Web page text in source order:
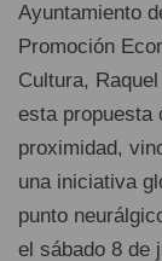
Ayuntamiento
Promoción
Cultura,
esta propuesta
proximidad,
una iniciativa
punto
el sábado 8 de